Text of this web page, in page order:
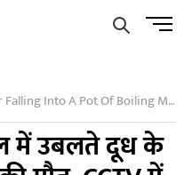
Menu
Milk At Anantapur School Harrowing Moment Captured On Cctv
में उबलते दूध के